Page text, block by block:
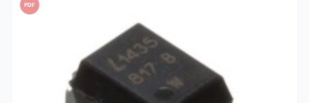
PDF